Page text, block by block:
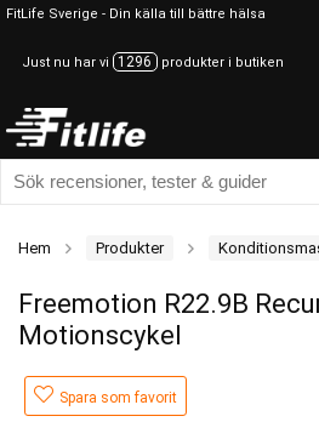
FitLife Sverige - Din källa till bättre hälsa
Just nu har vi 1296 produkter i butiken
Hem Produkter
Freemotion R22.9B
Motionscykel
Spara som favorit